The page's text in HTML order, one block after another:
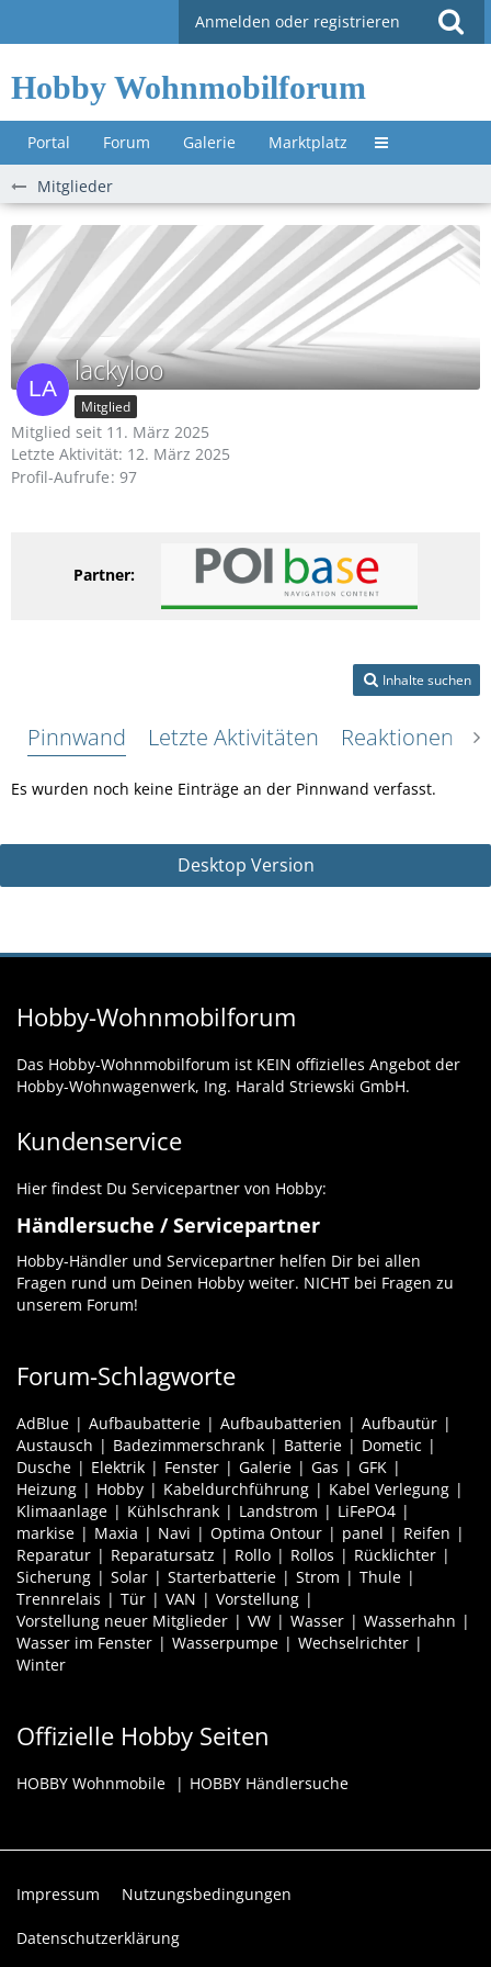
Anmelden oder registrieren
Hobby Wohnmobilforum
Portal Forum Galerie Marktplatz Untermenü »
Mitglieder
lackyloo
Mitglied
Mitglied seit 11. März 2025
Letzte Aktivität: 12. März 2025
Profil-Aufrufe 97
Partner:
Inhalte suchen
Pinnwand Letzte Aktivitäten Reaktionen
Es wurden noch keine Einträge an der Pinnwand verfasst.
Desktop Version
Hobby-Wohnmobilforum
Das Hobby-Wohnmobilforum ist KEIN offizielles Angebot der
Hobby-Wohnwagenwerk, Ing. Harald Striewski GmbH.
Kundenservice
Hier findest Du Servicepartner von Hobby:
Händlersuche / Servicepartner
Hobby-Händler und Servicepartner helfen Dir bei allen
Fragen rund um Deinen Hobby weiter. NICHT bei Fragen zu
unserem Forum!
Forum-Schlagworte
AdBlue Aufbaubatterie Aufbaubatterien
Aufbautür
Austausch
Badezimmerschrank Batterie
Dometic
Dusche
Elektrik Fenster Galerie Gas
GFK
Heizung
Hobby Kabeldurchführung
Kabel Verlegung
Klimaanlage
Kühlschrank Landstrom
LiFePO4
markise
Maxia Navi Optima Ontour panel
Reifen
Reparatur
Reparatursatz Rollo Rollos
Rücklichter
Sicherung
Solar Starterbatterie Strom
Thule
Trennrelais
Tür VAN
Vorstellung
Vorstellung neuer Mitglieder
VW Wasser
Wasserhahn
Wasser im Fenster
Wasserpumpe
Wechselrichter
Winter
Offizielle Hobby Seiten
HOBBY Wohnmobile HOBBY Händlersuche
Impressum Nutzungsbedingungen
Datenschutzerklärung